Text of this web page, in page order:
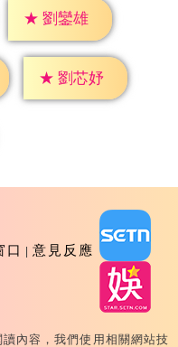
★ 劉鑾雄
★ 劉芯妤
口 意見反應
內容，我們使用相關網站技